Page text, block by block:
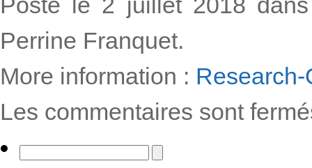
Perrine Franquet.
More information :
Les commentaires sont